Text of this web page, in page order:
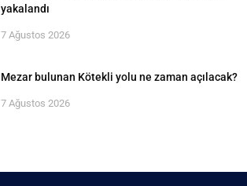
yakalandı
7 Ağustos 2026
Mezar bulunan Kötekli yolu ne zaman açılacak?
7 Ağustos 2026